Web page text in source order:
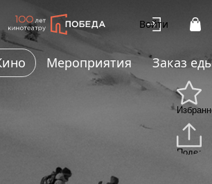
Войти
Мероприятия Заказ